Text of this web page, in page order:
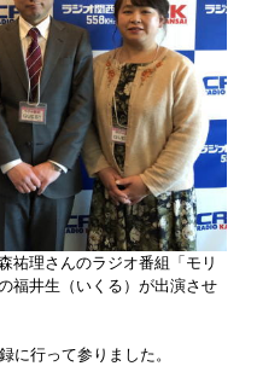
祐理さんのラジオ番組「モリ
福井生（いくる）が出演させ
に行って参りました。